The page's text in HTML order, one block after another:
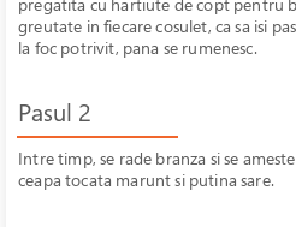
greutate in fiecare cosulet, ca sa isi
la foc potrivit, pana se rumenesc.
Pasul 2
Intre timp, se rade branza si se
ceapa tocata marunt si putina sare.